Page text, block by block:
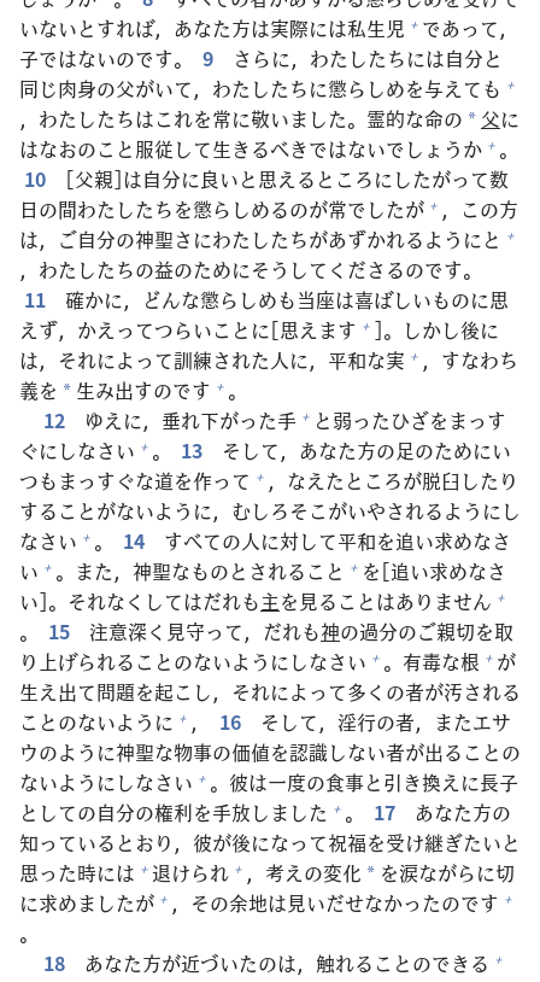
いないとすれば，あなた方は実際には私生児 + であって，
子ではないのです。 9 さらに，わたしたちには自分と
同じ肉身の父がいて，わたしたちに懲らしめを与えても +
，わたしたちはこれを常に敬いました。 霊的な命の * 父に
はなおのこと服従して生きるべきではないでしょうか + 。
10
[父親]は自分に良いと思えるところにしたがって数
日の間わたしたちを懲らしめるのが常でしたが + ，この方
は，ご自分の神聖さにわたしたちがあずかれるようにと +
，わたしたちの益のためにそうしてくださるのです。
11
確かに，どんな懲らしめも当座は喜ばしいものに思
えず，かえってつらいことに[思えます + ]。しかし後に
は，それによって訓練された人に， 平和な実 + ，すなわち
義を * 生み出すのです + 。
12
ゆえに， 垂れ下がった手 + と弱ったひざをまっす
ぐにしなさい + 。 13 そして，あなた方の足のためにい
つもまっすぐな道を作って + ，なえたところが脱臼したり
することがないように，むしろそこがいやされるようにし
なさい + 。 14 すべての人に対して平和を追い求めなさ
い + 。また， 神聖なものとされること + を[追い求めなさ
い]。それなくしてはだれも主を 見ることはありません +
。 15 注意深く 見守って，だれも神の過分のご親切を取
り 上げられることのないようにしなさい + 。 有毒な根 + が
生え出て問題を起こし，それによって多くの者が汚される
ことのないように + ， 16 そして， 淫行の者，またエサ
ウのように神聖な物事の価値を認識しない者が出ることの
ないようにしなさい + 。 彼は一度の食事と引き換えに長子
としての自分の権利を手放しました + 。 17 あなた方の
知っているとおり， 彼が後になって祝福を受け継ぎたいと
思った時には + 退けられ + ， 考えの変化 * を涙ながらに切
に求めましたが + ，その余地は見いだせなかったのです +
。
18
あなた方が近づいたのは， 触れることのできる +